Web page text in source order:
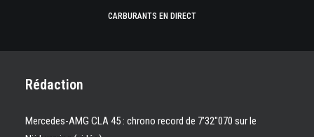
CARBURANTS EN DIRECT
Rédaction
Mercedes-AMG CLA 45 : chrono record de 7’32″070 sur le